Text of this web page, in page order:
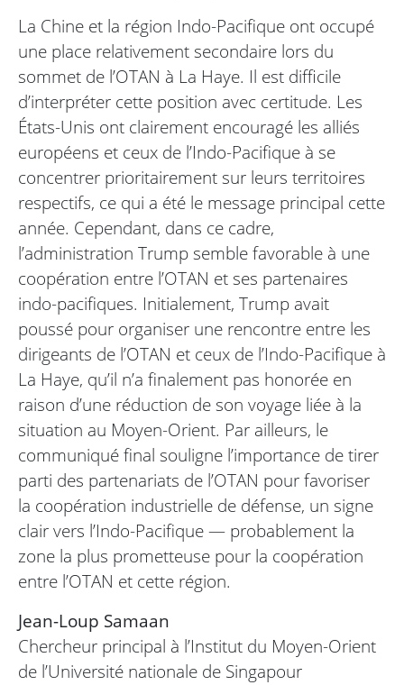
La Chine et la région Indo-Pacifique ont occupé
une place relativement secondaire lors du
sommet de l’OTAN à La Haye. Il est difficile
d’interpréter cette position avec certitude. Les
États-Unis ont clairement encouragé les alliés
européens et ceux de l’Indo-Pacifique à se
concentrer prioritairement sur leurs territoires
respectifs, ce qui a été le message principal cette
année. Cependant, dans ce cadre,
l’administration Trump semble favorable à une
coopération entre l’OTAN et ses partenaires
indo-pacifiques. Initialement, Trump avait
poussé pour organiser une rencontre entre les
dirigeants de l’OTAN et ceux de l’Indo-Pacifique à
La Haye, qu’il n’a finalement pas honorée en
raison d’une réduction de son voyage liée à la
situation au Moyen-Orient. Par ailleurs, le
communiqué final souligne l’importance de tirer
parti des partenariats de l’OTAN pour favoriser
la coopération industrielle de défense, un signe
clair vers l’Indo-Pacifique — probablement la
zone la plus prometteuse pour la coopération
entre l’OTAN et cette région.
Jean-Loup Samaan
Chercheur principal à l’Institut du Moyen-Orient
de l’Université nationale de Singapour